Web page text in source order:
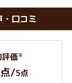
口コミ
価※
点/5点